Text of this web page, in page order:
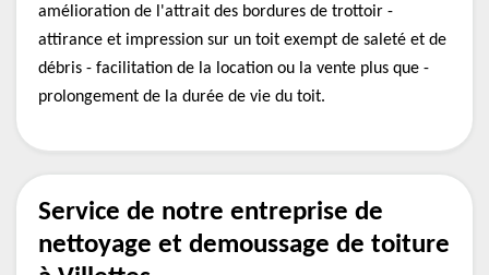
amélioration de l'attrait des bordures de trottoir -
attirance et impression sur un toit exempt de saleté et de
débris - facilitation de la location ou la vente plus que -
prolongement de la durée de vie du toit.
Service de notre entreprise de
nettoyage et demoussage de toiture